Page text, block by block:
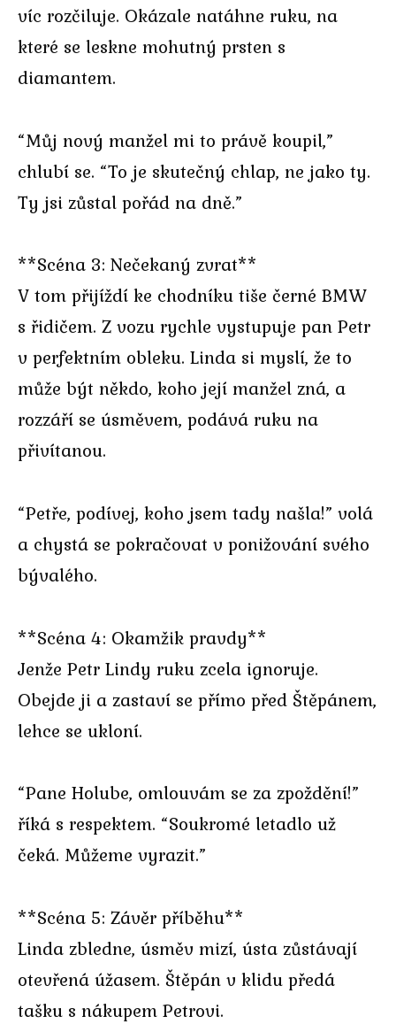
víc rozčiluje. Okázale natáhne ruku, na
které se leskne mohutný prsten s
diamantem.
“Můj nový manžel mi to právě koupil,”
chlubí se. “To je skutečný chlap, ne jako ty.
Ty jsi zůstal pořád na dně.”
**Scéna 3: Nečekaný zvrat**
V tom přijíždí ke chodníku tiše černé BMW
s řidičem. Z vozu rychle vystupuje pan Petr
v perfektním obleku. Linda si myslí, že to
může být někdo, koho její manžel zná, a
rozzáří se úsměvem, podává ruku na
přivítanou.
“Petře, podívej, koho jsem tady našla!” volá
a chystá se pokračovat v ponižování svého
bývalého.
**Scéna 4: Okamžik pravdy**
Jenže Petr Lindy ruku zcela ignoruje.
Obejde ji a zastaví se přímo před Štěpánem,
lehce se ukloní.
“Pane Holube, omlouvám se za zpoždění!”
říká s respektem. “Soukromé letadlo už
čeká. Můžeme vyrazit.”
**Scéna 5: Závěr příběhu**
Linda zbledne, úsměv mizí, ústa zůstávají
otevřená úžasem. Štěpán v klidu předá
tašku s nákupem Petrovi.